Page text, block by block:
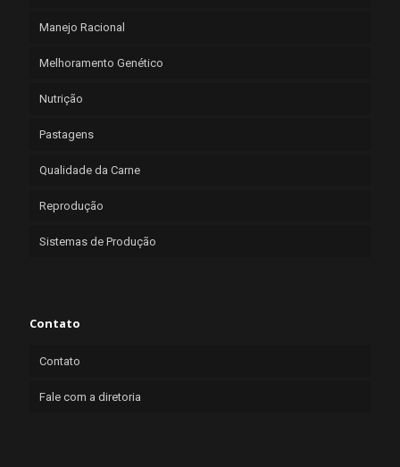
Manejo Racional
Melhoramento Genético
Nutrição
Pastagens
Qualidade da Carne
Reprodução
Sistemas de Produção
Contato
Contato
Fale com a diretoria